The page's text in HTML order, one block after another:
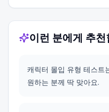
이런 분에게 추
캐릭터 몰입 유형 테스트
원하는 분께 딱 맞아요.